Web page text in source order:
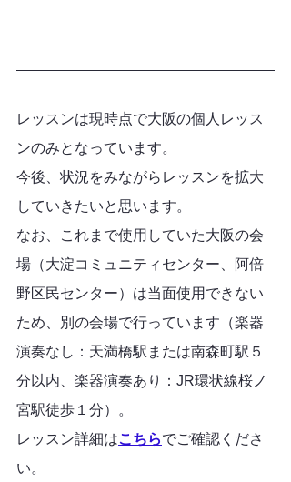
レッスンは現時点で大阪の個人レッス
ンのみとなっています。
今後、状況をみながらレッスンを拡大
していきたいと思います。
なお、これまで使用していた大阪の会
場（大淀コミュニティセンター、阿倍
野区民センター）は当面使用できない
ため、別の会場で行っています（楽器
演奏なし：天満橋駅または南森町駅５
分以内、楽器演奏あり：JR環状線桜ノ
宮駅徒歩１分）。
レッスン詳細はこちらでご確認くださ
い。